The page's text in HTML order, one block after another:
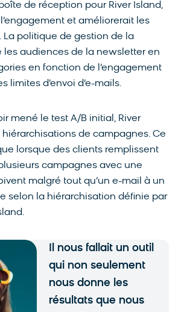
de réception pour River Island,
et améliorerait les
La politique de gestion de la
les audiences de la newsletter en
en fonction de l’engagement
limites d’envoi d’e-mails.
mené le test A/B initial, River
de campagnes. Ce
lorsque des clients remplissent
campagnes avec une
malgré tout qu’un e-mail à un
selon la hiérarchisation définie par
Il nous fallait un outil
qui non seulement
nous donne les
résultats que nous